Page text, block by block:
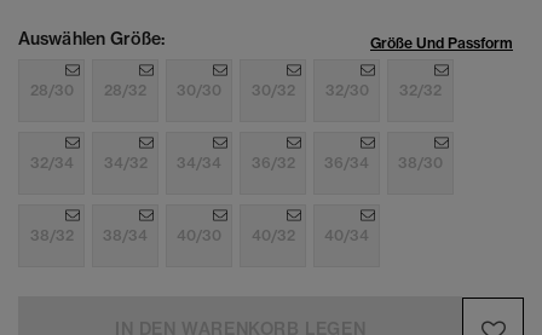
Auswählen Größe: Größe Und Passform
28/30 28/32 30/30 30/32 32/30 32/32
32/34 34/32 34/34 36/32 36/34 38/30
38/32 38/34 40/30 40/32 40/34